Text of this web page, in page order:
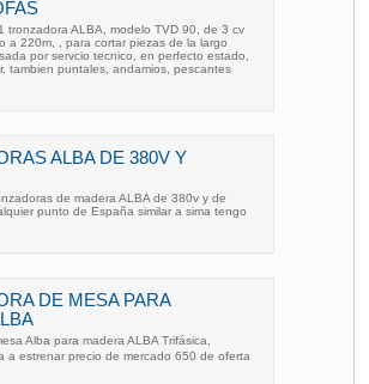
tronzadora ALBA, modelo TVD 90, de 3 cv
a 220m, , para cortar piezas de la largo
por servcio tecnico, en perfecto estado,
tambien puntales, andamios, pescantes
ALBA DE 380V Y
de madera ALBA de 380v y de
punto de España similar a sima tengo
DE MESA PARA
Alba para madera ALBA Trifásica,
a estrenar precio de mercado 650 de oferta